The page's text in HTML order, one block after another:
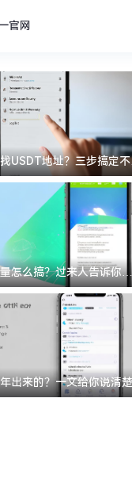
官网
载
USDT地址？三步搞定不
怎么搞？过来人告诉你门
出来的？一文给你说清楚